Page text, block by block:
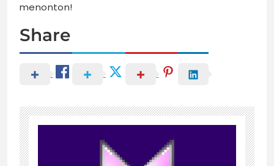
menonton!
Share